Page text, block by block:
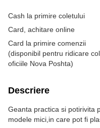
Cash la primire coletului
Card, achitare online
Card la primire comenzii
(disponibil pentru ridicare
oficiile Nova Poshta)
Descriere
Geanta practica si potirivita
modele mici,in care pot fi